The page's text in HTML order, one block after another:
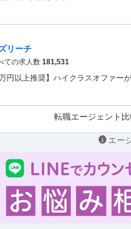
リーチ
ての求人数 181,531
円以上推奨】ハイクラスオファーが
転職エージェント
エー